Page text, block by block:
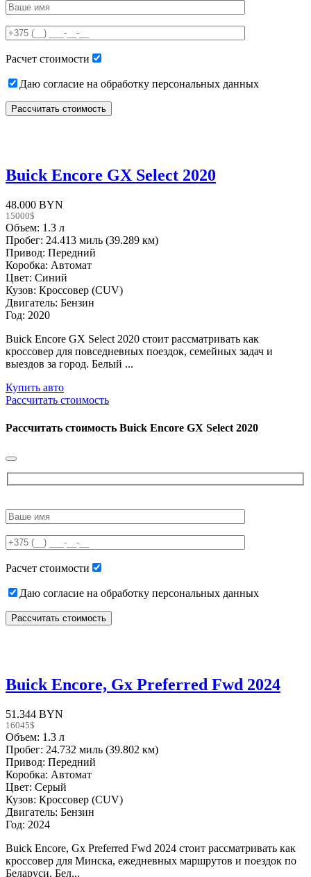
leave
field
Расчет стоимости
Даю согласие на обработку персональных данных
Buick Encore GX Select 2020
48.000 BYN
15000$
Объем: 1.3 л
Пробег: 24.413 миль (39.289 км)
Привод: Передний
Коробка: Автомат
Цвет: Синий
Кузов: Кроссовер (CUV)
Двигатель: Бензин
Год: 2020
Buick Encore GX Select 2020 стоит рассматривать как
кроссовер для повседневных поездок, семейных задач и
выездов за город. Белый ...
Купить авто
Рассчитать стоимость
Рассчитать стоимость Buick Encore GX Select 2020
leave
field
empty.
Расчет стоимости
Даю согласие на обработку персональных данных
Buick Encore, Gx Preferred Fwd 2024
51.344 BYN
16045$
Объем: 1.3 л
Пробег: 24.732 миль (39.802 км)
Привод: Передний
Коробка: Автомат
Цвет: Серый
Кузов: Кроссовер (CUV)
Двигатель: Бензин
Год: 2024
Buick Encore, Gx Preferred Fwd 2024 стоит рассматривать как
кроссовер для Минска, ежедневных маршрутов и поездок по
Беларуси. Бел...